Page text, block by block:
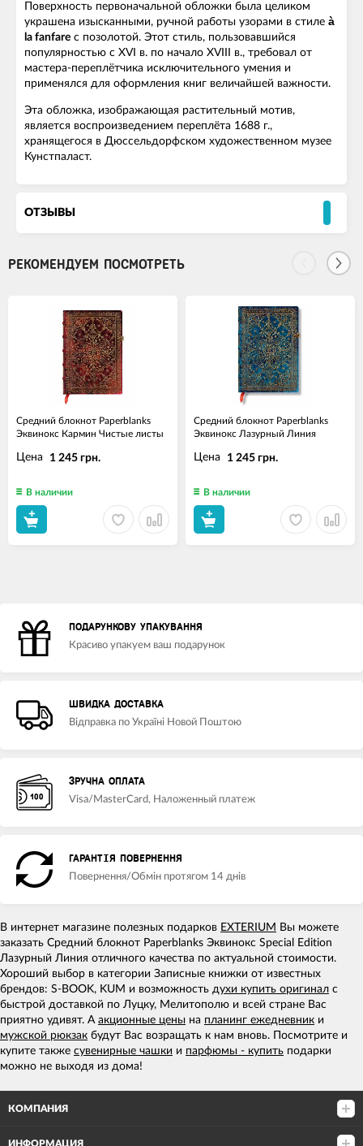
Поверхность первоначальной обложки была целиком
украшена изысканными, ручной работы узорами в стиле à
la fanfare с позолотой. Этот стиль, пользовавшийся
популярностью с XVI в. по начало XVIII в., требовал от
мастера-переплётчика исключительного умения и
применялся для оформления книг величайшей важности.
Эта обложка, изображающая растительный мотив,
является воспроизведением переплёта 1688 г.,
хранящегося в Дюссельдорфском художественном музее
Кунстпаласт.
ОТЗЫВЫ
РЕКОМЕНДУЕМ ПОСМОТРЕТЬ
Средний блокнот Paperblanks
Эквинокс Кармин Чистые листы
Цена 1 245 грн.
В наличии
Средний блокнот Paperblanks
Эквинокс Лазурный Линия
Цена 1 245 грн.
В наличии
ПОДАРУНКОВУ УПАКУВАННЯ
Красиво упакуем ваш подарунок
ШВИДКА ДОСТАВКА
Відправка по Україні Новой Поштою
ЗРУЧНА ОПЛАТА
Visa/MasterCard, Наложенный платеж
ГАРАНТІЯ ПОВЕРНЕННЯ
Повернення/Обмін протягом 14 днів
В интернет магазине полезных подарков EXTERIUM Вы можете
заказать Средний блокнот Paperblanks Эквинокс Special Edition
Лазурный Линия отличного качества по актуальной стоимости.
Хороший выбор в категории Записные книжки от известных
брендов: S-BOOK, KUM и возможность духи купить оригинал с
быстрой доставкой по Луцку, Мелитополю и всей стране Вас
приятно удивят. А акционные цены на планинг ежедневник и
мужской рюкзак будут Вас возращать к нам вновь. Посмотрите и
купите также сувенирные чашки и парфюмы - купить подарки
можно не выходя из дома!
КОМПАНИЯ
ИНФОРМАЦИЯ